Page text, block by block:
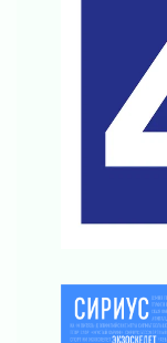
Ленобласть
десантных
«Активное
02 августа 2026
Ленобласть
регионом и
Ладога — не
счетах